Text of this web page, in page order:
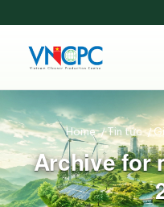
Archive for
Home /Tin tức /